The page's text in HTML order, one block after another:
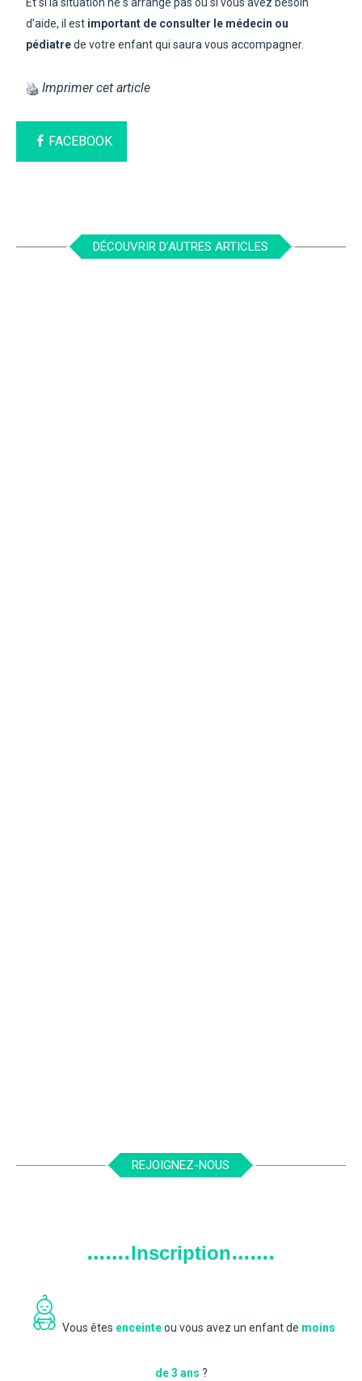
d’aide, il est important de consulter le médecin ou
pédiatrede votre enfant qui saura vous accompagner.
Imprimer cet article
FACEBOOK
DÉCOUVRIR D’AUTRES ARTICLES
REJOIGNEZ-NOUS
…….Inscription…….
Vous êtes enceinteou vous avez un enfant de moins
de 3 ans ?